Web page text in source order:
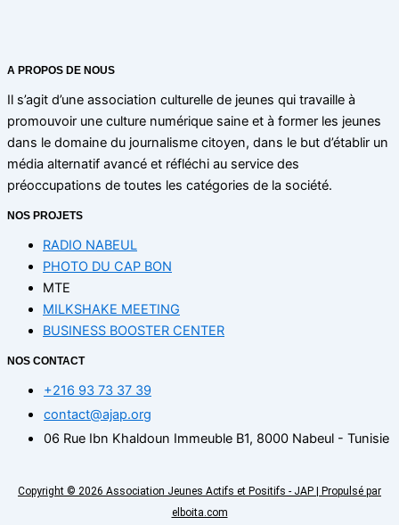
A PROPOS DE NOUS
Il s’agit d’une association culturelle de jeunes qui travaille à
promouvoir une culture numérique saine et à former les jeunes
dans le domaine du journalisme citoyen, dans le but d’établir un
média alternatif avancé et réfléchi au service des
préoccupations de toutes les catégories de la société.
NOS PROJETS
RADIO NABEUL
PHOTO DU CAP BON
MTE
MILKSHAKE MEETING
BUSINESS BOOSTER CENTER
NOS CONTACT
+216 93 73 37 39
contact@ajap.org
06 Rue Ibn Khaldoun Immeuble B1, 8000 Nabeul - Tunisie
Copyright © 2026 Association Jeunes Actifs et Positifs - JAP | Propulsé par
elboita.com